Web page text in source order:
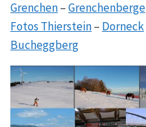
Grenchen–Grenchenberge
Fotos Thierstein– Dorneck
Bucheggberg